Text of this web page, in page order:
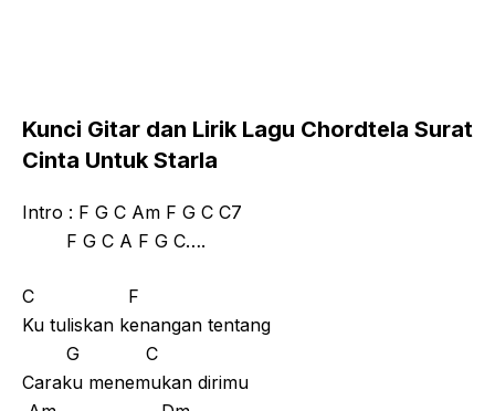
Kunci Gitar dan Lirik Lagu Chordtela Surat
Cinta Untuk Starla
Intro : F G C Am F G C C7
F G C A F G C….
C F
Ku tuliskan kenangan tentang
G C
Caraku menemukan dirimu